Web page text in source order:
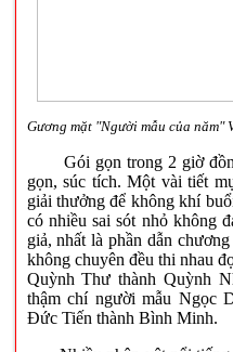
Gương mặt "Người mẫu của năm"
Gói gọn trong 2 giờ đồng
gọn, súc tích. Một vài tiết
giải thưởng để không khí
có nhiều sai sót nhỏ không
giả, nhất là phần dẫn
không chuyên đều thi nhau
Quỳnh Thư thành Quỳnh
thậm chí người mẫu Ngọc
Đức Tiến thành Bình Minh.